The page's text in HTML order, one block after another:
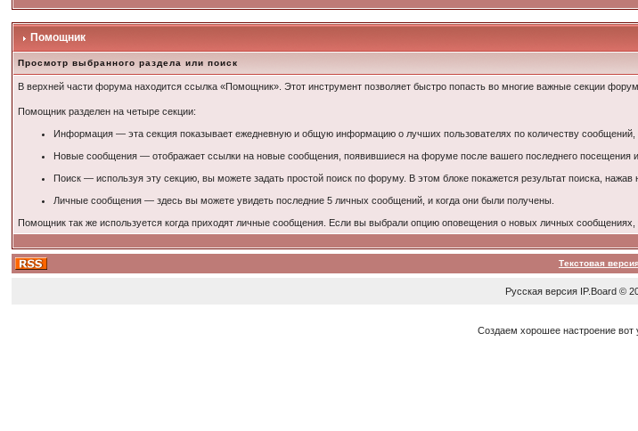
Помощник
Просмотр выбранного раздела или поиск
В верхней части форума находится ссылка «Помощник». Этот инструмент позволяет быстро попасть во многие важные секции
Помощник разделен на четыре секции:
Информация — эта секция показывает ежедневную и общую информацию о лучших пользователях по количеству
Новые сообщения — отображает ссылки на новые сообщения, появившиеся на форуме после вашего последнего посещения
Поиск — используя эту секцию, вы можете задать простой поиск по форуму. В этом блоке покажется результат поиска,
Личные сообщения — здесь вы можете увидеть последние 5 личных сообщений, и когда они были получены.
Помощник так же используется когда приходят личные сообщения. Если вы выбрали опцию оповещения о новых личных
Текстовая версия
Русская версия IP.Board©
Создаем хорошее настроение